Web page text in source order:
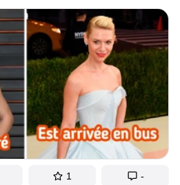
qu’ils voient à l’écran et dans
1 -